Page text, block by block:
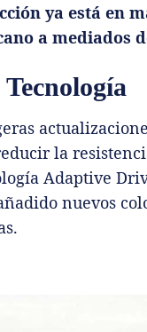
ya está en
a mediados
la
Adaptive
nuevos